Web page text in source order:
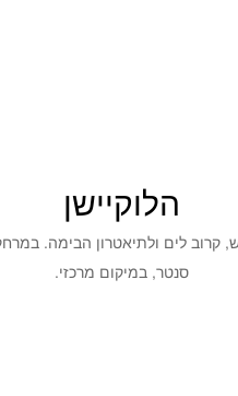
הלוקיישן
קרוב לים ולתיאטרון הבימה.
סנטר, במיקום מרכזי.